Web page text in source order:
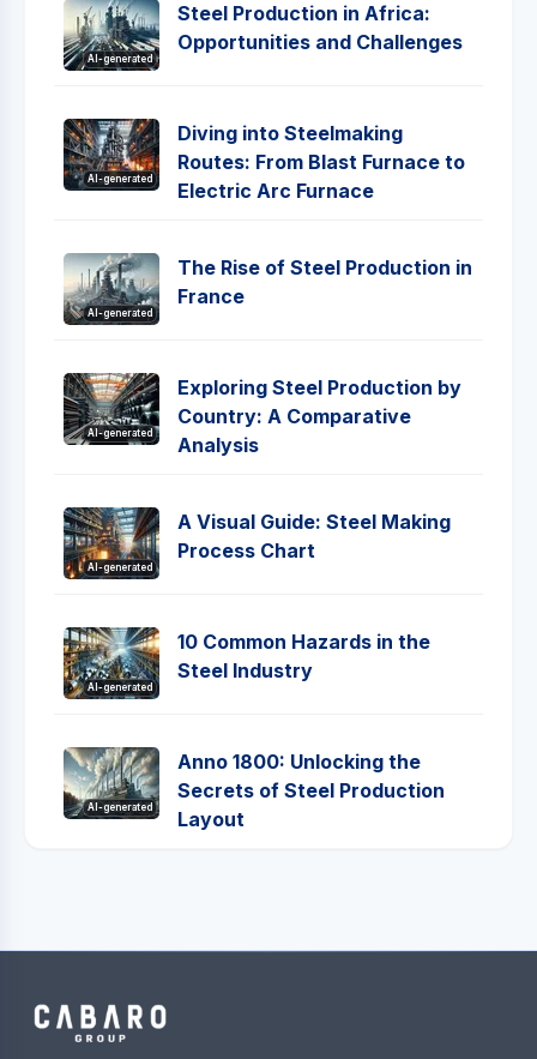
AI-generated
Steel Production in Africa:
Opportunities and Challenges
AI-generated
Diving into Steelmaking
Routes: From Blast Furnace to
Electric Arc Furnace
AI-generated
The Rise of Steel Production in
France
AI-generated
Exploring Steel Production by
Country: A Comparative
Analysis
AI-generated
A Visual Guide: Steel Making
Process Chart
AI-generated
10 Common Hazards in the
Steel Industry
AI-generated
Anno 1800: Unlocking the
Secrets of Steel Production
Layout